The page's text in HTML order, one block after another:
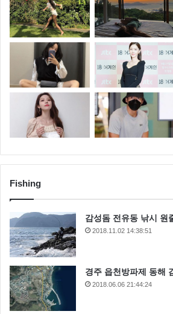
Fishing
감성돔 전유동 낚시 원
2018.11.02 14:38:51
경주 읍천방파제 동해
2018.06.06 21:44:24